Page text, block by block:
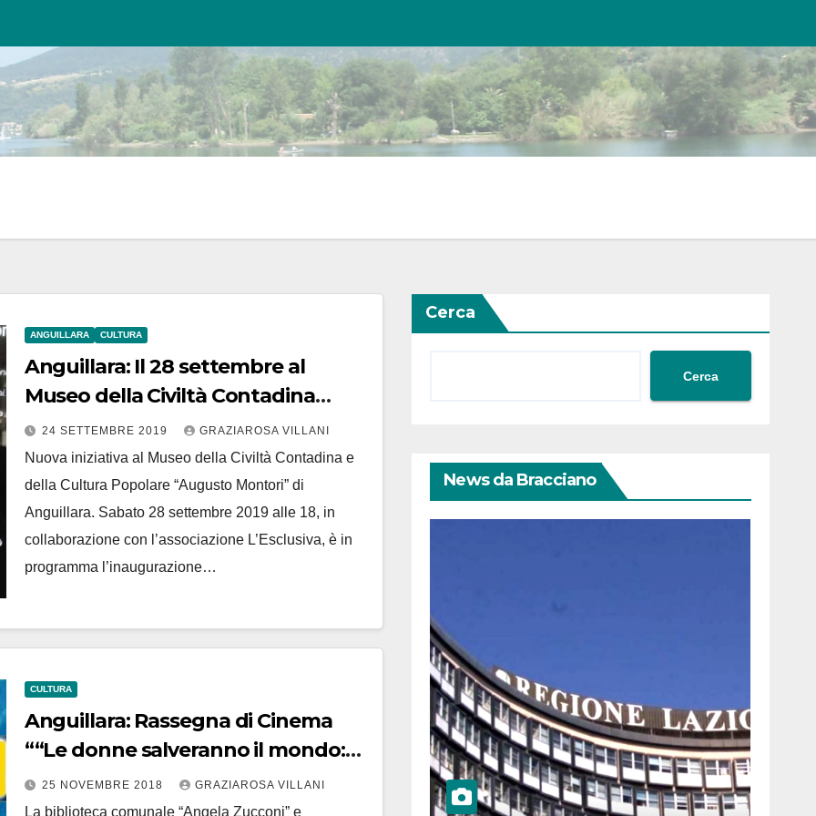
ANGUILLARA CULTURA
Anguillara: Il 28 settembre al
Museo della Civiltà Contadina
inaugurazione dei corsi
MusicalTeatro
24 SETTEMBRE 2019 GRAZIAROSA VILLANI
Nuova iniziativa al Museo della Civiltà Contadina e
della Cultura Popolare “Augusto Montori” di
Anguillara. Sabato 28 settembre 2019 alle 18, in
collaborazione con l’associazione L’Esclusiva, è in
programma l’inaugurazione…
CULTURA
Anguillara: Rassegna di Cinema
““Le donne salveranno il mondo:
ritratti”
25 NOVEMBRE 2018 GRAZIAROSA VILLANI
La biblioteca comunale “Angela Zucconi” e
Cerca
Cerca
News da Bracciano